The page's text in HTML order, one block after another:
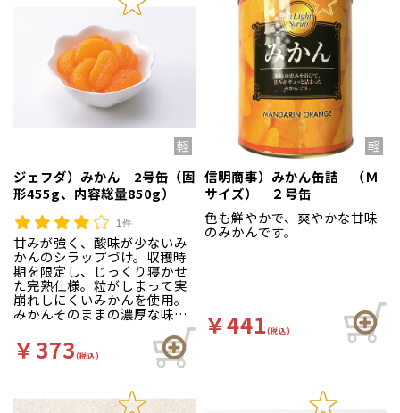
ジェフダ）みかん 2号缶（固
形455g、内容総量850g）
1件
甘みが強く、酸味が少ないみ
かんのシラップづけ。収穫時
期を限定し、じっくり寝かせ
た完熟仕様。粒がしまって実
崩れしにくいみかんを使用。
みかんそのままの濃厚な味わ
￥373(税込)
信明商事）みかん缶詰 （Ｍ
サイズ） ２号缶
色も鮮やかで、爽やかな甘味
のみかんです。
￥441(税込)